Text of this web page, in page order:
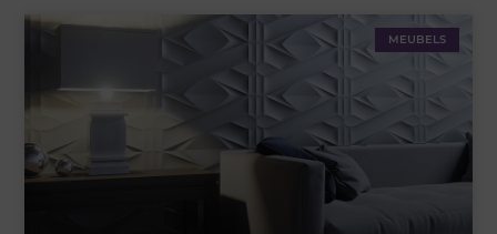
MEUBELS